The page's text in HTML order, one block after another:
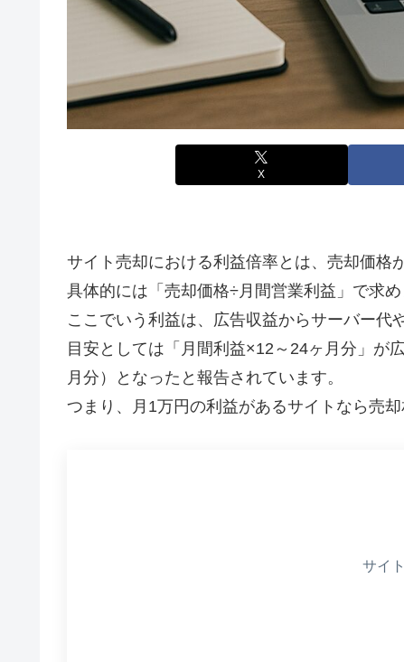
X
サイト売却における利益倍率とは、売却価格
具体的には「売却価格÷月間営業利益」で求め
ここでいう利益は、広告収益からサーバー
目安としては「月間利益×12～24ヶ月分」が
月分）となったと報告されています。
つまり、月1万円の利益があるサイトなら売
サイ